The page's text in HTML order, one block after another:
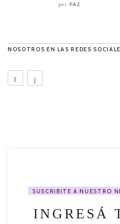
por PAZ
NOSOTROS EN LAS REDES
SUSCRIBITE A NUESTRO